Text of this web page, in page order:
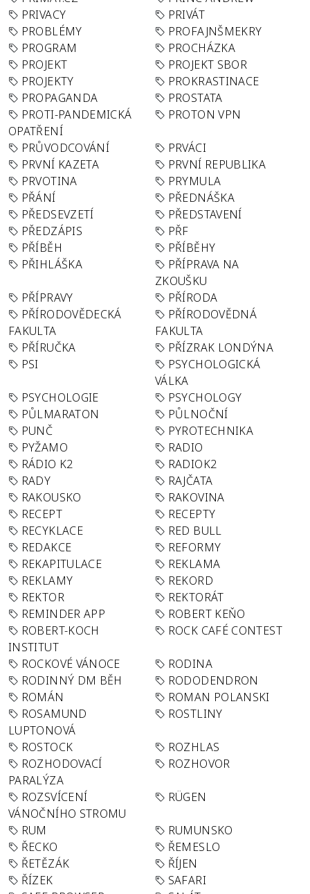
PRIVACY
PRIVÁT
PROBLÉMY
PROFAJNŠMEKRY
PROGRAM
PROCHÁZKA
PROJEKT
PROJEKT SBOR
PROJEKTY
PROKRASTINACE
PROPAGANDA
PROSTATA
PROTI-PANDEMICKÁ
OPATŘENÍ
PROTON VPN
PRŮVODCOVÁNÍ
PRVÁCI
PRVNÍ KAZETA
PRVNÍ REPUBLIKA
PRVOTINA
PRYMULA
PŘÁNÍ
PŘEDNÁŠKA
PŘEDSEVZETÍ
PŘEDSTAVENÍ
PŘEDZÁPIS
PŘF
PŘÍBĚH
PŘÍBĚHY
PŘIHLÁŠKA
PŘÍPRAVA NA
ZKOUŠKU
PŘÍPRAVY
PŘÍRODA
PŘÍRODOVĚDECKÁ
FAKULTA
PŘÍRODOVĚDNÁ
FAKULTA
PŘÍRUČKA
PŘÍZRAK LONDÝNA
PSI
PSYCHOLOGICKÁ
VÁLKA
PSYCHOLOGIE
PSYCHOLOGY
PŮLMARATON
PŮLNOČNÍ
PUNČ
PYROTECHNIKA
PYŽAMO
RADIO
RÁDIO K2
RADIOK2
RADY
RAJČATA
RAKOUSKO
RAKOVINA
RECEPT
RECEPTY
RECYKLACE
RED BULL
REDAKCE
REFORMY
REKAPITULACE
REKLAMA
REKLAMY
REKORD
REKTOR
REKTORÁT
REMINDER APP
ROBERT KEŇO
ROBERT-KOCH
INSTITUT
ROCK CAFÉ CONTEST
ROCKOVÉ VÁNOCE
RODINA
RODINNÝ DM BĚH
RODODENDRON
ROMÁN
ROMAN POLANSKI
ROSAMUND
LUPTONOVÁ
ROSTLINY
ROSTOCK
ROZHLAS
ROZHODOVACÍ
PARALÝZA
ROZHOVOR
ROZSVÍCENÍ
VÁNOČNÍHO STROMU
RÜGEN
RUM
RUMUNSKO
ŘECKO
ŘEMESLO
ŘETĚZÁK
ŘÍJEN
ŘÍZEK
SAFARI